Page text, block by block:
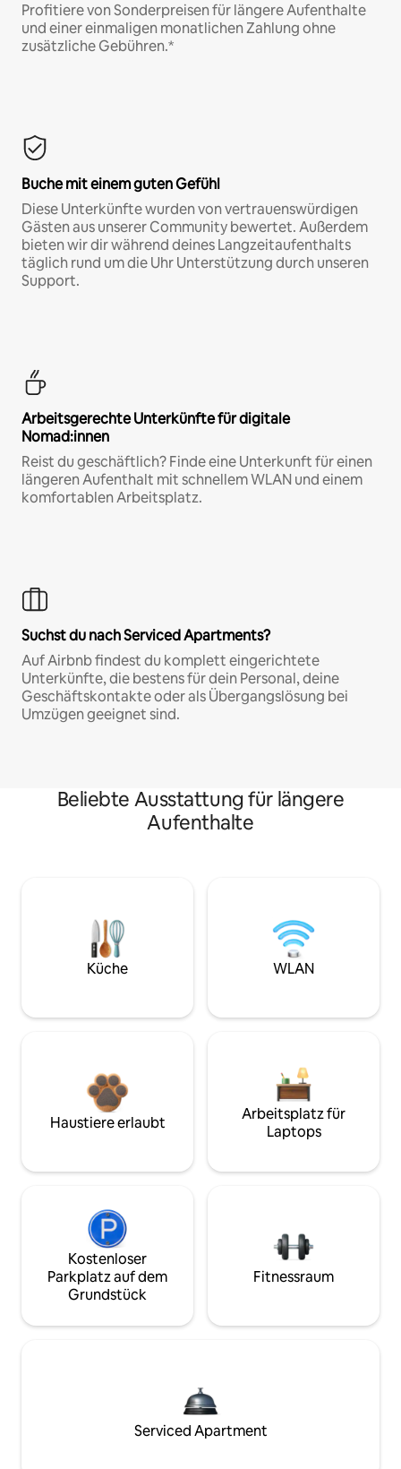
Profitiere von Sonderpreisen für längere Aufenthalte
und einer einmaligen monatlichen Zahlung ohne
zusätzliche Gebühren.*
Buche mit einem guten Gefühl
Diese Unterkünfte wurden von vertrauenswürdigen
Gästen aus unserer Community bewertet. Außerdem
bieten wir dir während deines Langzeitaufenthalts
täglich rund um die Uhr Unterstützung durch unseren
Support.
Arbeitsgerechte Unterkünfte für digitale
Nomad:innen
Reist du geschäftlich? Finde eine Unterkunft für einen
längeren Aufenthalt mit schnellem WLAN und einem
komfortablen Arbeitsplatz.
Suchst du nach Serviced Apartments?
Auf Airbnb findest du komplett eingerichtete
Unterkünfte, die bestens für dein Personal, deine
Geschäftskontakte oder als Übergangslösung bei
Umzügen geeignet sind.
Beliebte Ausstattung für längere
Aufenthalte
Küche WLAN
Haustiere erlaubt
Arbeitsplatz für
Laptops
Kostenloser
Parkplatz auf dem
Grundstück
Fitnessraum
Serviced Apartment